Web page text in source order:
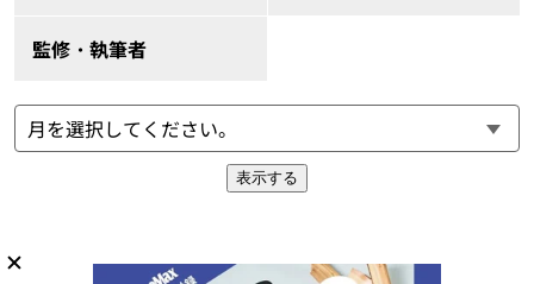
監修・執筆者
表示する